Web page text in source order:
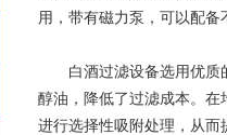
用，带有磁力泵，可以配备
白酒过滤设备选用优质的
醇油，降低了过滤成本。
进行选择性吸附处理，从而